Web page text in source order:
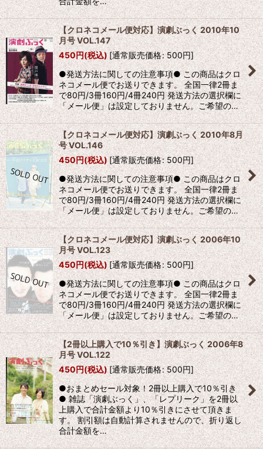
【クロネコメール便対応】演劇ぶっく 2010年10
月号 VOL.147
450円(税込)[通常販売価格: 500円]
●発送方法に関しての注意事項● この商品はクロ
ネコメール便でお送りできます。 全国一律2冊ま
で80円/3冊160円/4冊240円 発送方法の選択欄に
「メール便」は設定しておりません。ご希望の…
【クロネコメール便対応】演劇ぶっく 2010年8月
号 VOL.146
450円(税込) [通常販売価格: 500円]
●発送方法に関しての注意事項● この商品はクロ
ネコメール便でお送りできます。 全国一律2冊ま
で80円/3冊160円/4冊240円 発送方法の選択欄に
「メール便」は設定しておりません。ご希望の…
【クロネコメール便対応】演劇ぶっく 2006年10
月号 VOL.123
450円(税込) [通常販売価格: 500円]
●発送方法に関しての注意事項● この商品はクロ
ネコメール便でお送りできます。 全国一律2冊ま
で80円/3冊160円/4冊240円 発送方法の選択欄に
「メール便」は設定しておりません。ご希望の…
【2冊以上購入で10％引き】演劇ぶっく 2006年8
月号 VOL.122
450円(税込) [通常販売価格: 500円]
●おまとめセール対象！2冊以上購入で10％引き
● 雑誌「演劇ぶっく」、「レプリーク」を2冊以
上購入で合計金額より10％引きにさせて頂きま
す。 割引額は自動計算されませんので、折り返し
合計金額を…